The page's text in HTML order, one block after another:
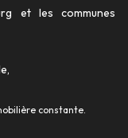
et les communes
constante.